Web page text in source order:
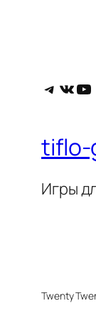
tiflo-
Игры
Twenty